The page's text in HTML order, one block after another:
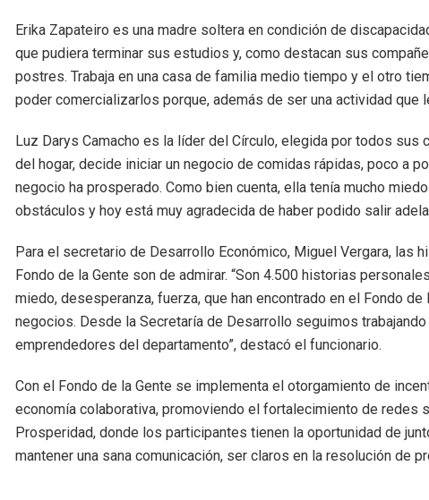
Erika Zapateiro es una madre soltera en condición de
que pudiera terminar sus estudios y, como destacan sus
postres. Trabaja en una casa de familia medio tiempo y el otro
poder comercializarlos porque, además de ser una actividad que
Luz Darys Camacho es la líder del Círculo, elegida por todos
del hogar, decide iniciar un negocio de comidas rápidas, poco a
negocio ha prosperado. Como bien cuenta, ella tenía mucho
obstáculos y hoy está muy agradecida de haber podido salir
Para el secretario de Desarrollo Económico, Miguel Vergara,
Fondo de la Gente son de admirar. “Son 4.500 historias
miedo, desesperanza, fuerza, que han encontrado en el Fondo
negocios. Desde la Secretaría de Desarrollo seguimos
emprendedores del departamento”, destacó el funcionario.
Con el Fondo de la Gente se implementa el otorgamiento de
economía colaborativa, promoviendo el fortalecimiento de redes
Prosperidad, donde los participantes tienen la oportunidad de
mantener una sana comunicación, ser claros en la resolución de